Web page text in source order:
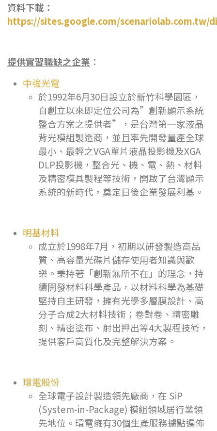
資料下載：
https://sites.google.com/scenariolab.com.tw/
提供實習職缺之企業 ：
中強光電
於1992年6月30日設立於新竹科學園區，
自創立以來即定位公司為”創新顯示系統
整合方案之提供者”，是台灣第一家液晶
背光模組製造商，並且率先開發量產全球
最小、最輕之VGA單片液晶投影機及XGA
DLP投影機，整合光、機、電、熱、材料
及精密模具製程等技術，開啟了台灣顯示
系統的新時代，奠定日後企業發展利基。
明基材料
成立於1998年7月，初期以研發製造高品
質、高容量光碟片儲存使用者知識與歡
樂。秉持著「創新無所不在」的理念，持
續開發材料科學產品，以材料科學為基礎
堅持自主研發，擁有光學多層膜設計、高
分子合成2大材料技術；卷對卷、精密雕
刻、精密塗布、射出押出等4大製程技術，
提供客戶高質化及完整解決方案。
環電股份
全球電子設計製造領先廠商，在 SiP
(System-in-Package) 模組領域居行業領
先地位。環電擁有30個生產服務據點遍佈